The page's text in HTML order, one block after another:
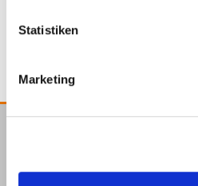
Statistiken
Marketing
Unter dem Hofe 5